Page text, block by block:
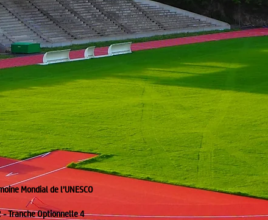
Mondial de l’UNESCO
- Tranche Optionnelle 4